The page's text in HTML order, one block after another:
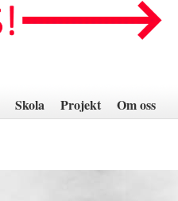
Skola Projekt Om oss